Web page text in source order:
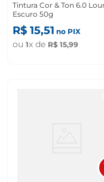
Tintura Cor & Ton 6.0
Escuro 50g
R$ 15,51 no PIX
ou 1x de R$ 15,99